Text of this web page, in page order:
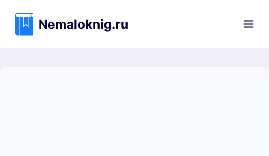
содержимому
Nemaloknig.ru